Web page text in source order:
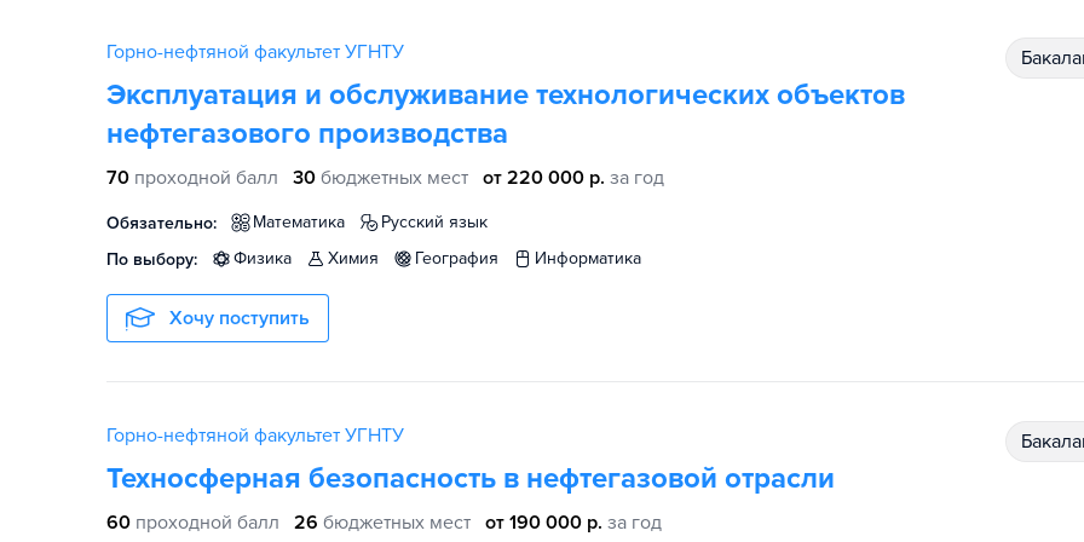
Горно-нефтяной факультет УГНТУ
Эксплуатация и обслуживание технологических объектов
нефтегазового производства
70 проходной балл 30 бюджетных мест от 220 000 р. за год
Обязательно: математика
русский язык
По выбору:
физика химия география информатика
Хочу поступить
Горно-нефтяной факультет УГНТУ
Техносферная безопасность в нефтегазовой отрасли
60 проходной балл 26 бюджетных мест от 190 000 р. за год